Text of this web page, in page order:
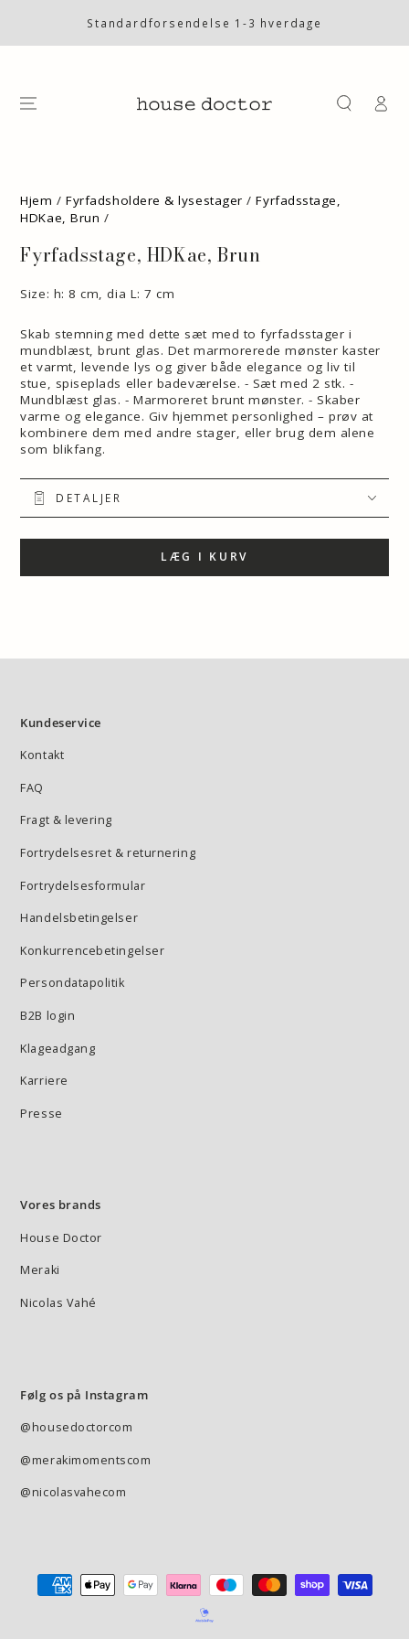
Standardforsendelse 1-3 hverdage
på
Hjem / Fyrfadsholdere & lysestager / Fyrfadsstage,
HDKae, Brun /
Fyrfadsstage, HDKae, Brun
Size: h: 8 cm, dia L: 7 cm
Skab stemning med dette sæt med to fyrfadsstager i
mundblæst, brunt glas. Det marmorerede mønster kaster
et varmt, levende lys og giver både elegance og liv til
stue, spiseplads eller badeværelse. - Sæt med 2 stk. -
Mundblæst glas. - Marmoreret brunt mønster. - Skaber
varme og elegance. Giv hjemmet personlighed – prøv at
kombinere dem med andre stager, eller brug dem alene
som blikfang.
DETALJER
LÆG I KURV
Kundeservice
Kontakt
FAQ
Fragt & levering
Fortrydelsesret & returnering
Fortrydelsesformular
Handelsbetingelser
Konkurrencebetingelser
Persondatapolitik
B2B login
Klageadgang
Karriere
Presse
Vores brands
House Doctor
Meraki
Nicolas Vahé
Følg os på Instagram
@housedoctorcom
@merakimomentscom
@nicolasvahecom
Betalingsmetode